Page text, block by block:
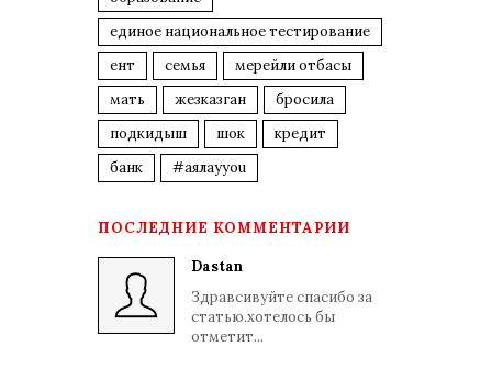
единое национальное тестирование
ент
семья
мерейли отбасы
мать
жезказган
бросила
подкидыш
шок
кредит
банк
#аялауyou
ПОСЛЕДНИЕ КОММЕНТАРИИ
Dastan
Здравсивуйте спасибо за
статью.хотелось бы
отметит...